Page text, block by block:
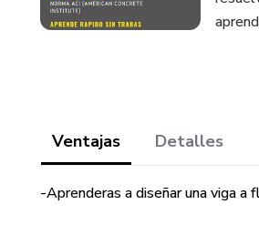
Ventajas Detalles
-Aprenderas a diseñar una viga a